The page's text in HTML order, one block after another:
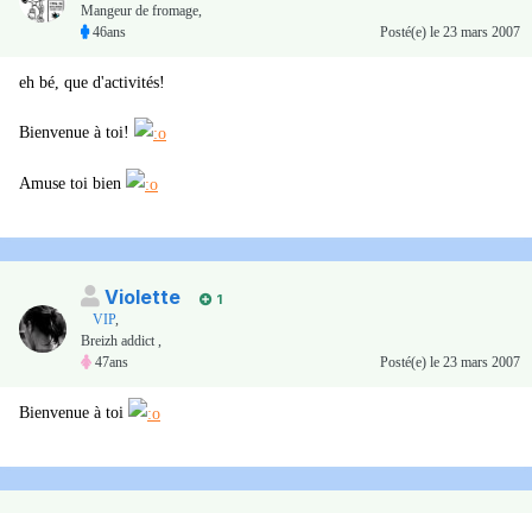
Mangeur de fromage,
46ans
Posté(e) le 23 mars 2007
eh bé, que d'activités!
Bienvenue à toi!
Amuse toi bien
Violette
1
VIP,
Breizh addict ,
47ans
Posté(e) le 23 mars 2007
Bienvenue à toi